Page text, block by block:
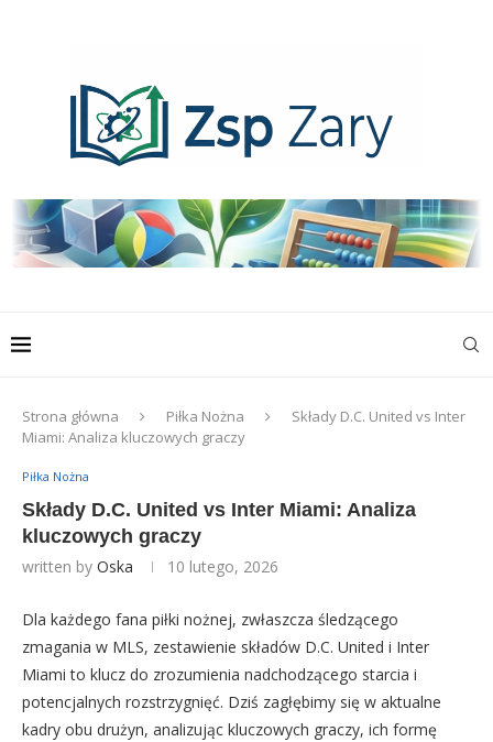
Strona główna Piłka Nożna
Składy D.C. United vs Inter
Miami: Analiza kluczowych graczy
Piłka Nożna
Składy D.C. United vs Inter Miami: Analiza
kluczowych graczy
written by Oska 10 lutego, 2026
Dla każdego fana piłki nożnej, zwłaszcza śledzącego
zmagania w MLS, zestawienie składów D.C. United i Inter
Miami to klucz do zrozumienia nadchodzącego starcia i
potencjalnych rozstrzygnięć. Dziś zagłębimy się w aktualne
kadry obu drużyn, analizując kluczowych graczy, ich formę